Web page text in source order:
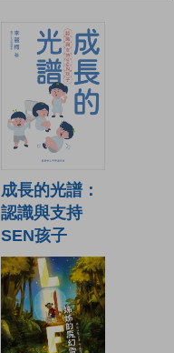
成長的光譜：
認識與支持
SEN孩子